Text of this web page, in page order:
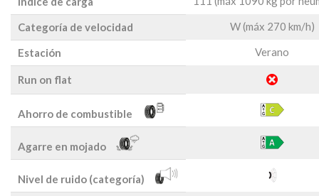
Categoría de velocidad W (máx 270 km/h)
Estación Verano
Run on flat
Ahorro de combustible
Agarre en mojado
Nivel de ruido (categoría)